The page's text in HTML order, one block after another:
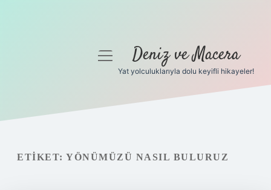
Gizlilik Politikası
menüyüDeniz ve Macera
Yat yolculuklarıyla dolu keyifli hikayeler!
ETIKET: YÖNÜMÜZÜ NASIL BULURUZ